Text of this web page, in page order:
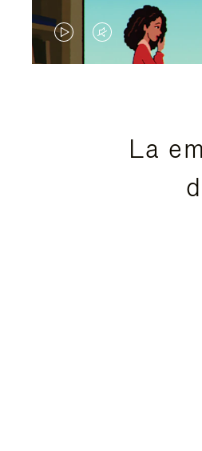
EL
PAUSADO,
EL
ESTÁ
La